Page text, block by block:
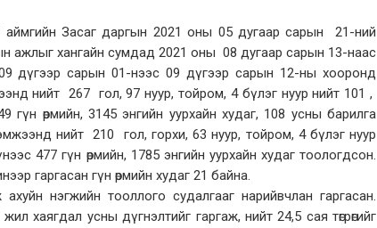
аймгийн Засаг даргын 2021 оны 05 дугаар сарын 21-ний
ажлыг хангайн сумдад 2021 оны 08 дугаар сарын 13-наас
дүгээр сарын 01-нээс 09 дүгээр сарын 12-ны хооронд
нийт 267 гол, 97 нуур, тойром, 4 бүлэг нуур нийт 101 ,
өрмийн, 3145 энгийн уурхайн худаг, 108 усны барилга
нийт 210 гол, горхи, 63 нуур, тойром, 4 бүлэг нуур
477 гүн өрмийн, 1785 энгийн уурхайн худаг тоологдсон.
гаргасан гүн өрмийн худаг 21 байна.
нэгжийн тооллого судалгааг нарийвчлан гаргасан.
хаягдал усны дүгнэлтийг гаргаж, нийт 24,5 сая төгрөгийг